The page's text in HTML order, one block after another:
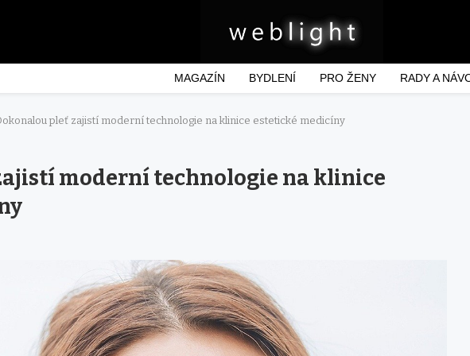
MAGAZÍN BYDLENÍ PRO ŽENY RADY A
pleť zajistí moderní technologie na klinice estetické medicíny
moderní technologie na klinice